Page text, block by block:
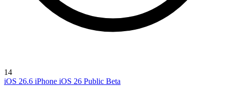
14
iOS 26.6 iPhone iOS 26 Public Beta